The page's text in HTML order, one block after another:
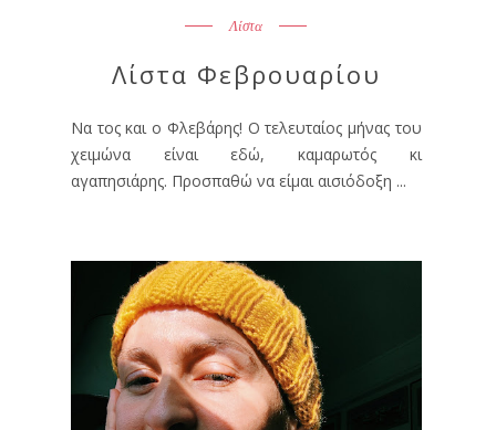
Λίστα
Λίστα Φεβρουαρίου
Να τος και ο Φλεβάρης! Ο τελευταίος μήνας του
χειμώνα είναι εδώ, καμαρωτός κι
αγαπησιάρης. Προσπαθώ να είμαι αισιόδοξη ...